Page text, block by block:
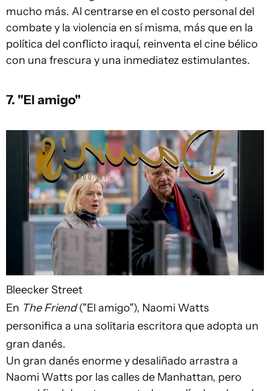
mucho más. Al centrarse en el costo personal del
combate y la violencia en sí misma, más que en la
política del conflicto iraquí, reinventa el cine bélico
con una frescura y una inmediatez estimulantes.
7. "El amigo"
Bleecker Street
En The Friend("El amigo"), Naomi Watts
personifica a una solitaria escritora que adopta un
gran danés.
Un gran danés enorme y desaliñado arrastra a
Naomi Watts por las calles de Manhattan, pero